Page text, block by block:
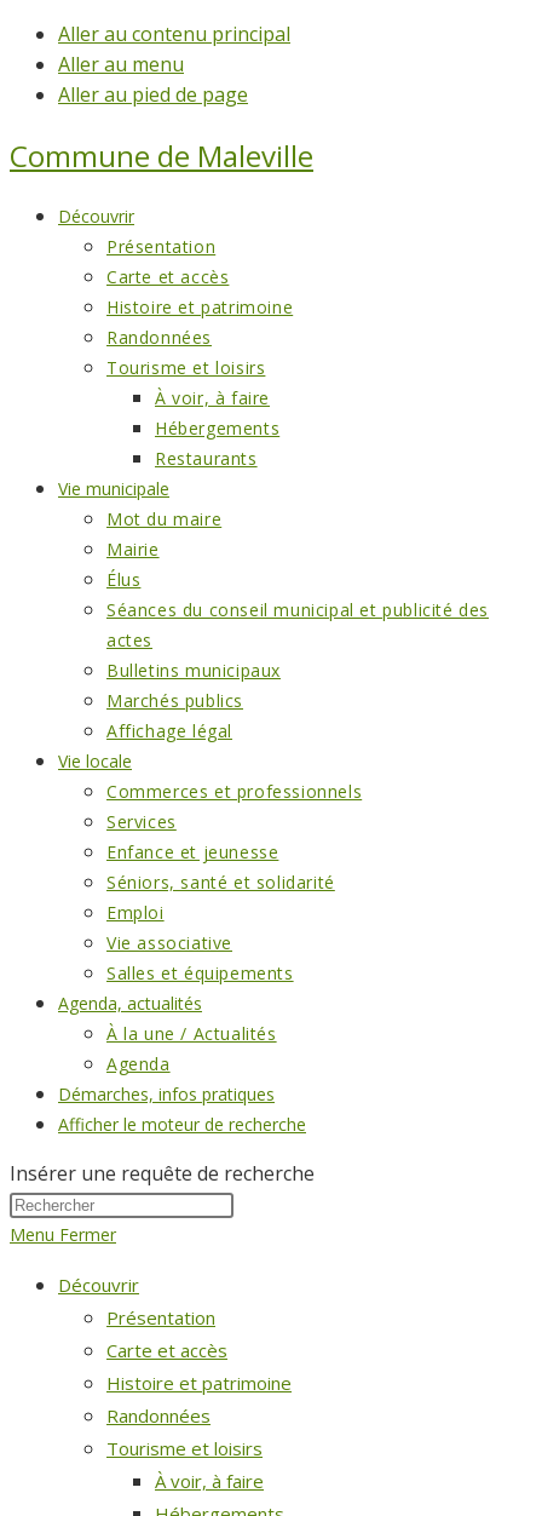
Aller au contenu principal
Aller au menu
Aller au pied de page
Commune de Maleville
Découvrir
Présentation
Carte et accès
Histoire et patrimoine
Randonnées
Tourisme et loisirs
À voir, à faire
Hébergements
Restaurants
Vie municipale
Mot du maire
Mairie
Élus
Séances du conseil municipal et publicité des
actes
Bulletins municipaux
Marchés publics
Affichage légal
Vie locale
Commerces et professionnels
Services
Enfance et jeunesse
Séniors, santé et solidarité
Emploi
Vie associative
Salles et équipements
Agenda, actualités
À la une / Actualités
Agenda
Démarches, infos pratiques
Afficher le moteur de recherche
Insérer une requête de recherche
Menu Fermer
Découvrir
Présentation
Carte et accès
Histoire et patrimoine
Randonnées
Tourisme et loisirs
À voir, à faire